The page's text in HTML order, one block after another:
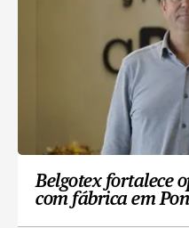
Belgotex fortalece
com fábrica em